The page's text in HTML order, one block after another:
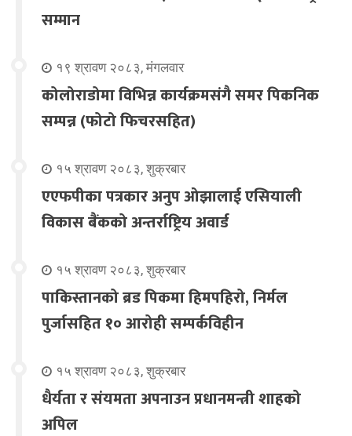
सम्मान
१९ श्रावण २०८३, मंगलवार
कोलोराडोमा विभिन्न कार्यक्रमसंगै समर पिकनिक
सम्पन्न (फोटो फिचरसहित)
१५ श्रावण २०८३, शुक्रबार
एएफपीका पत्रकार अनुप ओझालाई एसियाली
विकास बैंकको अन्तर्राष्ट्रिय अवार्ड
१५ श्रावण २०८३, शुक्रबार
पाकिस्तानको ब्रड पिकमा हिमपहिरो, निर्मल
पुर्जासहित १० आरोही सम्पर्कविहीन
१५ श्रावण २०८३, शुक्रबार
धैर्यता र संयमता अपनाउन प्रधानमन्त्री शाहको
अपिल